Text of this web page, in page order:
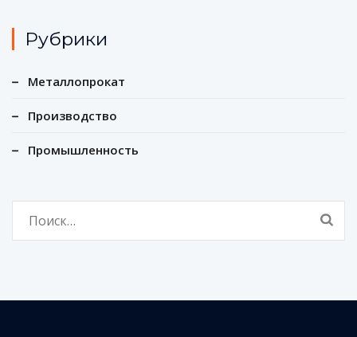
Рубрики
Металлопрокат
Производство
Промышленность